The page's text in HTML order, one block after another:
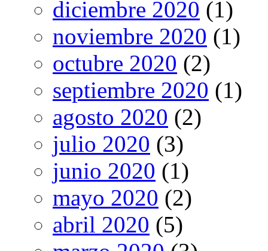
diciembre 2020 (1)
noviembre 2020 (1)
octubre 2020 (2)
septiembre 2020 (1)
agosto 2020 (2)
julio 2020 (3)
junio 2020 (1)
mayo 2020 (2)
abril 2020 (5)